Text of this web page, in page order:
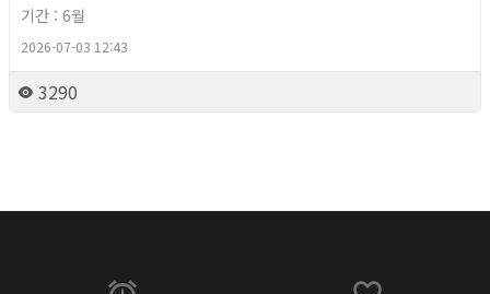
기간 : 6월
2026-07-03 12:43
3290